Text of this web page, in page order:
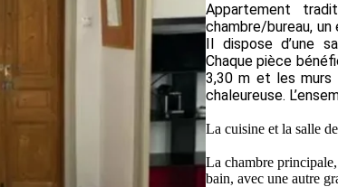
Appartement
chambre/bureau,
Il dispose d’une
Chaque pièce
3,30 m et les murs
chaleureuse.
La cuisine et la salle
La chambre
bain, avec une autre